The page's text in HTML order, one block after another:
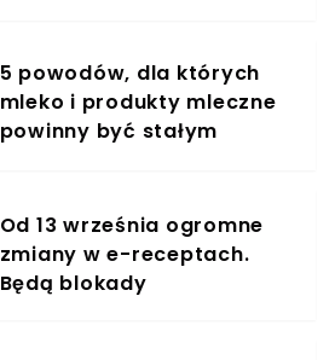
5 powodów, dla których
mleko i produkty mleczne
powinny być stałym
Od 13 września ogromne
zmiany w e-receptach.
Będą blokady